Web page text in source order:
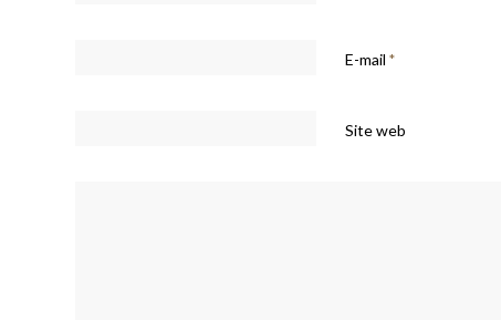
E-mail *
Site web